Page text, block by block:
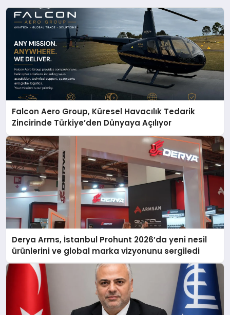
Falcon Aero Group, Küresel Havacılık Tedarik
Zincirinde Türkiye’den Dünyaya Açılıyor
Derya Arms, İstanbul Prohunt 2026’da yeni nesil
ürünlerini ve global marka vizyonunu sergiledi